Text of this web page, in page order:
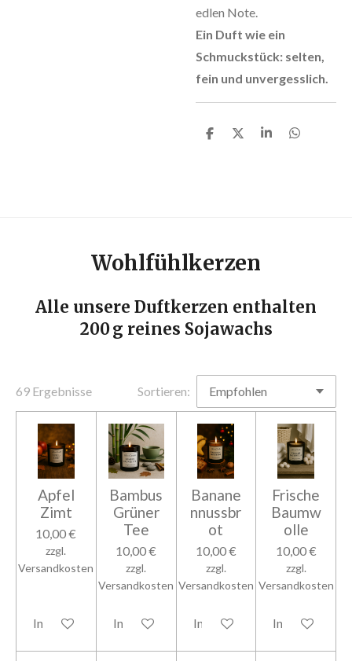
edlen Note.
Ein Duft wie ein
Schmuckstück: selten,
fein und unvergesslich.
T
T
T
T
Wohlfühlkerzen
Alle unsere Duftkerzen enthalten
200 g reines Sojawachs
69 Ergebnisse Sortieren:
Apfel
Zimt
10,00 €
zzgl.
Versandkosten
In den Warenkorb
Bambus
Grüner
Tee
10,00 €
zzgl.
Versandkosten
In den Warenkorb
Banane
nnussbr
ot
10,00 €
zzgl.
Versandkosten
In den Warenkorb
Frische
Baumw
olle
10,00 €
zzgl.
Versandkosten
In den